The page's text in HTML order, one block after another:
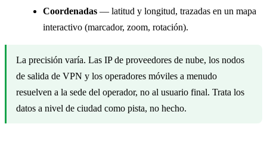
Coordenadas — latitud y longitud, trazadas en un mapa
interactivo (marcador, zoom, rotación).
La precisión varía. Las IP de proveedores de nube, los nodos
de salida de VPN y los operadores móviles a menudo
resuelven a la sede del operador, no al usuario final. Trata los
datos a nivel de ciudad como pista, no hecho.